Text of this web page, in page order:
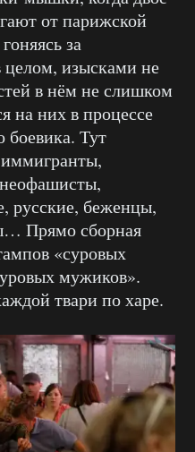
от парижской
за
изысками не
в нём не слишком
на них в процессе
боевика. Тут
русские, беженцы,
Прямо сборная
«суровых
мужиков».
твари по харе.